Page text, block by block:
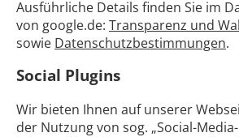
Ausführliche Details finden Sie im
von google.de: Transparenz und
sowie Datenschutzbestimmungen.
Social Plugins
Wir bieten Ihnen auf unserer
der Nutzung von sog. „Social-